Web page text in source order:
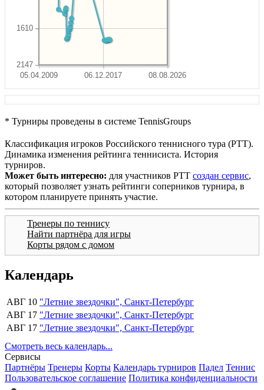
05.04.2009 06.12.2017 08.08.2026
2147
1610
* Турниры проведены в системе TennisGroups
Классификация игроков Российского теннисного тура (РТТ).
Динамика изменения рейтинга теннисиста. История
турниров.
Может быть интересно: для участников РТТ создан сервис,
который позволяет узнать рейтинги соперников турнира, в
котором планируете принять участие.
Тренеры по теннису
Найти партнёра для игры
Корты рядом с домом
Календарь
АВГ 10 "Летние звездочки", Санкт-Петербург
АВГ 17 "Летние звездочки", Санкт-Петербург
АВГ 17 "Летние звездочки", Санкт-Петербург
Смотреть весь календарь...
Сервисы
Партнёры Тренеры Корты Календарь турниров Падел Теннис
Пользовательское соглашение Политика конфиденциальности